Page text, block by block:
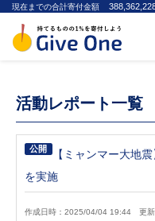
現在までの合計寄付金額
活動レポート一覧
公開
【ミャンマー大地
を実施
作成日時：2025/04/04 19:44 更新